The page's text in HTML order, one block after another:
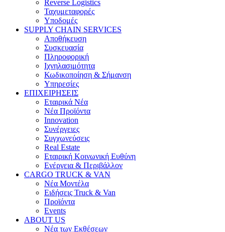
Reverse Logistics
Ταχυμεταφορές
Υποδομές
SUPPLY CHAIN SERVICES
Αποθήκευση
Συσκευασία
Πληροφορική
Ιχνηλασιμότητα
Κωδικοποίηση & Σήμανση
Υπηρεσίες
ΕΠΙΧΕΙΡΗΣΕΙΣ
Εταιρικά Νέα
Νέα Προϊόντα
Innovation
Συνέργειες
Συγχωνεύσεις
Real Estate
Εταιρική Κοινωνική Ευθύνη
Ενέργεια & Περιβάλλον
CARGO TRUCK & VAN
Νέα Μοντέλα
Ειδήσεις Truck & Van
Προϊόντα
Events
ABOUT US
Νέα των Εκθέσεων